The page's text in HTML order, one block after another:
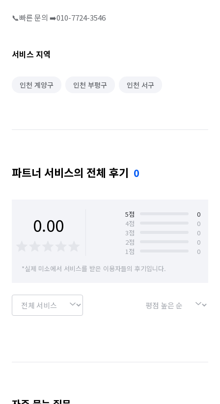
📞빠른 문의 ➡️010-7724-3546
서비스 지역
인천 계양구 인천 부평구 인천 서구
파트너 서비스의 전체 후기 0
0.00 5점
0
4점
0
3점
0
2점
0
1점
0
*실제 미소에서 서비스를 받은 이용자들의 후기입니다.